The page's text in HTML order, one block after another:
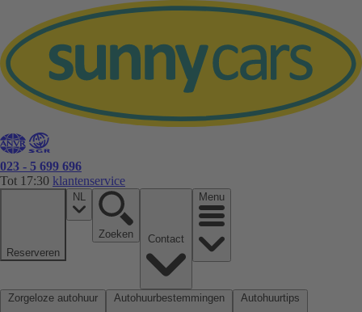
023 - 5 699 696
Tot 17:30 klantenservice
Reserveren
NL
Zoeken
Menu